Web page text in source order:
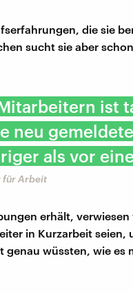
die sie
sucht sie aber
ist
neu
als vor
für Arbeit
erhält, verwiesen
in Kurzarbeit seien,
wüssten, wie es